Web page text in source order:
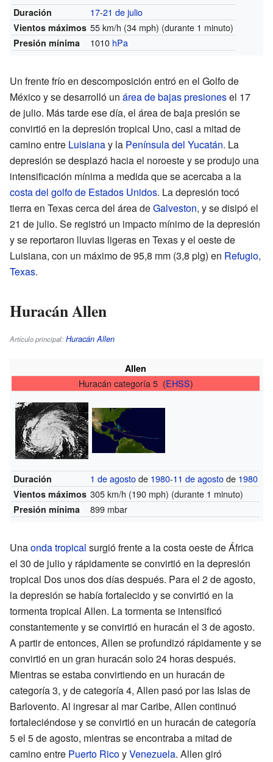
Duración 17-21 de julio
Vientos máximos 55 km/h (34 mph) (durante 1 minuto)
Presión mínima 1010 hPa
Un frente frío en descomposición entró en el Golfo de
México y se desarrolló un área de bajas presionesel 17
de julio. Más tarde ese día, el área de baja presión se
convirtió en la depresión tropical Uno, casi a mitad de
camino entre Luisianay la Península del Yucatán. La
depresión se desplazó hacia el noroeste y se produjo una
intensificación mínima a medida que se acercaba a la
costa del golfo de Estados Unidos. La depresión tocó
tierra en Texas cerca del área deGalveston, y se disipó el
21 de julio. Se registró un impacto mínimo de la depresión
y se reportaron lluvias ligeras en Texas y el oeste de
Luisiana, con un máximo de 95,8 mm (3,8 plg) en Refugio,
Texas.
Huracán Allen
Artículo principal: Huracán Allen
Allen
Huracán categoría 5 (EHSS)
Duración 1 de agostode 1980-11 de agostode 1980
Vientos máximos 305 km/h (190 mph) (durante 1 minuto)
Presión mínima 899 mbar
Unaonda tropical surgió frente a la costa oeste de África
el 30 de julio y rápidamente se convirtió en la depresión
tropical Dos unos dos días después. Para el 2 de agosto,
la depresión se había fortalecido y se convirtió en la
tormenta tropical Allen. La tormenta se intensificó
constantemente y se convirtió en huracán el 3 de agosto.
A partir de entonces, Allen se profundizó rápidamente y se
convirtió en un gran huracán solo 24 horas después.
Mientras se estaba convirtiendo en un huracán de
categoría 3, y de categoría 4, Allen pasó por las Islas de
Barlovento. Al ingresar al mar Caribe, Allen continuó
fortaleciéndose y se convirtió en un huracán de categoría
5 el 5 de agosto, mientras se encontraba a mitad de
camino entre Puerto RicoyVenezuela. Allen giró